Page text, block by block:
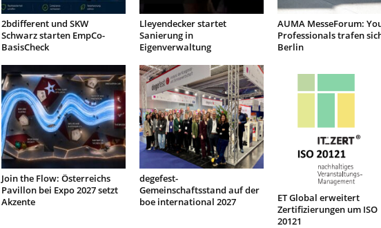
2bdifferent und SKW
Schwarz starten EmpCo-
BasisCheck
Lleyendecker startet
Sanierung in
Eigenverwaltung
AUMA MesseForum:
Professionals trafen
Berlin
Join the Flow: Österreichs
Pavillon bei Expo 2027 setzt
Akzente
degefest-
Gemeinschaftsstand auf der
boe international 2027
ET Global erweitert
Zertifizierungen um ISO
20121